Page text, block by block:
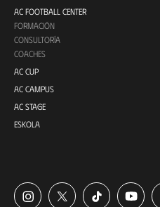
AC FOOTBALL CENTER
FORMACIÓN
CONSULTORÍA
COACHES
AC CUP
AC CAMPUS
AC STAGE
ESKOLA